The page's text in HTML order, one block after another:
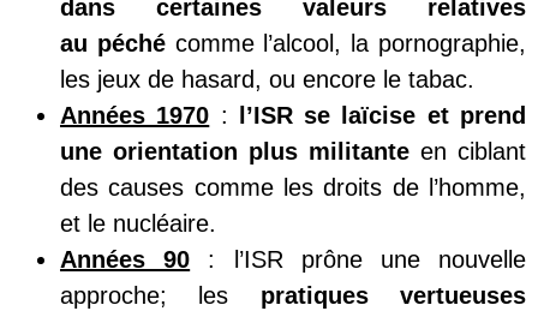
dans certaines valeurs relatives
au péchécomme l’alcool, la pornographie,
les jeux de hasard, ou encore le tabac.
Années 1970 :
l’ISR se laïcise et prend
une orientation plus militante en ciblant
des causes comme les droits de l’homme,
et le nucléaire.
Années 90 : l’ISR prône une nouvelle
approche; les pratiques vertueuses